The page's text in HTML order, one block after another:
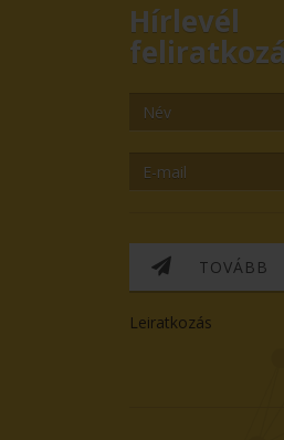
Hírlevél
TOVÁBB
Leiratkozás